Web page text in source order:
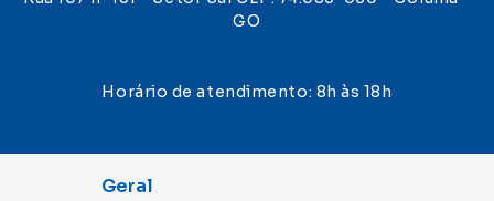
GO
Horário de atendimento: 8h às 18h
Geral